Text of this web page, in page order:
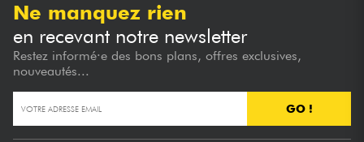
Ne manquez rien
en recevant notre newsletter
Restez informé·e des bons plans, offres exclusives,
nouveautés...
GO !